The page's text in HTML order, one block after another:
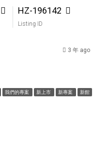
HZ-196142
Listing ID
3 年 ago
我們的專案 新上市 新專案 新館